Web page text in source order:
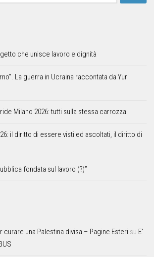
che unisce lavoro e dignità
La guerra in Ucraina raccontata da Yuri
Milano 2026: tutti sulla stessa carrozza
il diritto di essere visti ed ascoltati, il diritto di
fondata sul lavoro (?)”
curare una Palestina divisa – Pagine Esteri su E’